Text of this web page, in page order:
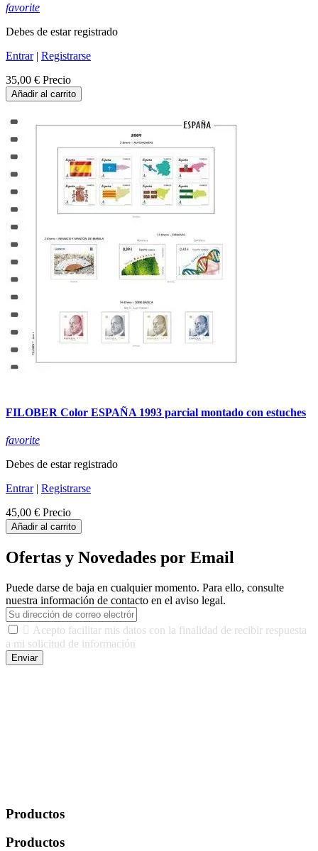
favorite
Debes de estar registrado
Entrar| Registrarse
35,00 € Precio
Añadir al carrito
FILOBER Color ESPAÑA 1993 parcial montado con estuches
favorite
Debes de estar registrado
Entrar| Registrarse
45,00 € Precio
Añadir al carrito
Ofertas y Novedades por Email
Puede darse de baja en cualquier momento. Para ello, consulte
nuestra información de contacto en el aviso legal.
 Acepto facilitar mis datos con la finalidad de recibir respuesta
a mi solicitud de información
Enviar
Productos
Productos